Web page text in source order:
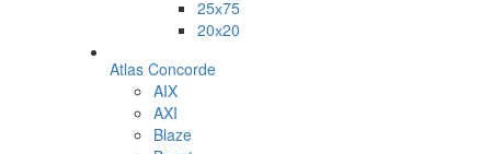
25х75
20х20
Atlas Concorde
AIX
AXI
Blaze